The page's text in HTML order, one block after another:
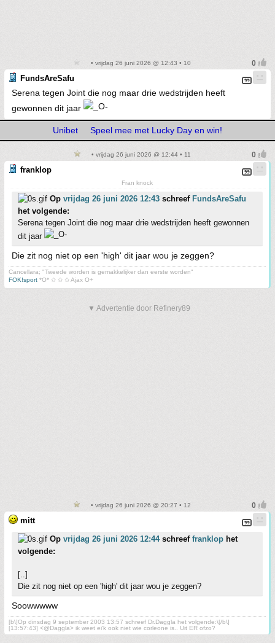
• vrijdag 26 juni 2026 @ 12:43 • 10
FundsAreSafu
Serena tegen Joint die nog maar drie wedstrijden heeft
gewonnen dit jaar
Unibet Speel mee met Lucky Day en win!
• vrijdag 26 juni 2026 @ 12:44 • 11
franklop
Fran knock
Op vrijdag 26 juni 2026 12:43 schreef FundsAreSafu
het volgende:
Serena tegen Joint die nog maar drie wedstrijden heeft gewonnen
dit jaar
Die zit nog niet op een 'high' dit jaar wou je zeggen?
Cancellara; "Tweede worden is gemakkelijker dan eerste worden"
FOK!sport *O* ✩ ✩ ✩ Ajax O+
▼ Advertentie door Refinery89
• vrijdag 26 juni 2026 @ 20:27 • 12
mitt
Op vrijdag 26 juni 2026 12:44schreef franklop het
volgende:
[..]
Die zit nog niet op een 'high' dit jaar wou je zeggen?
Soowwwww
[b\]Op dinsdag 9 september 2003 13:57 schreef Dr.Daggla het volgende:\[/b\]
[13:57:43] <@Daggla> ik weet ei'k ook niet wie corleone is.. Uit ER ofzo?